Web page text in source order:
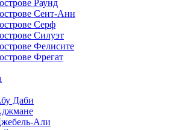
Раунд
Сент-Анн
Серф
Силуэт
Фелисите
Фрегат
Даби
Али